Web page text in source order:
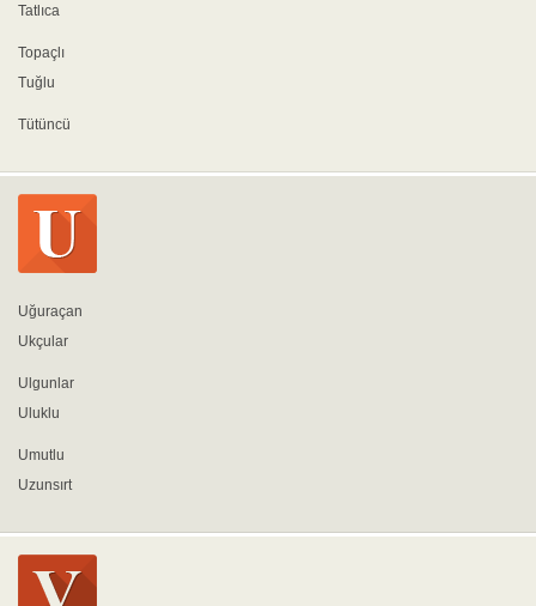
Tatlıca
Topaçlı
Tuğlu
Tütüncü
Uğuraçan
Ukçular
Ulgunlar
Uluklu
Umutlu
Uzunsırt